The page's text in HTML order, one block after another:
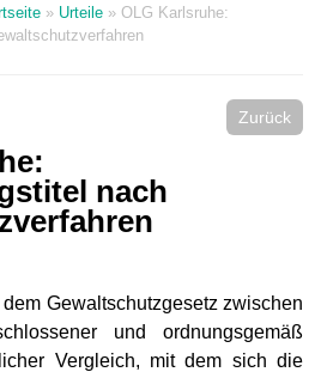
» Urteile » OLG Karlsruhe:
Zurück
nach
Gewaltschutzgesetz zwischen
und ordnungsgemäß
Vergleich, mit dem sich die